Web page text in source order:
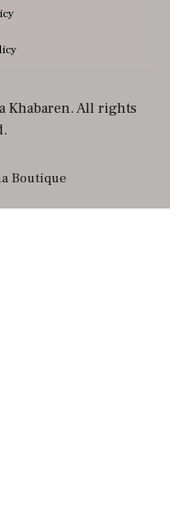
Khabaren. All rights
Boutique